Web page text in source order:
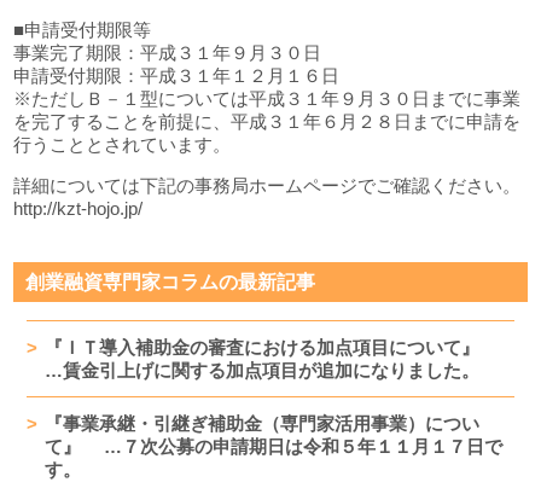
■申請受付期限等
事業完了期限：平成３１年９月３０日
申請受付期限：平成３１年１２月１６日
※ただしＢ－１型については平成３１年９月３０日までに事業
を完了することを前提に、平成３１年６月２８日までに申請を
行うこととされています。
詳細については下記の事務局ホームページでご確認ください。
http://kzt-hojo.jp/
創業融資専門家コラムの最新記事
『ＩＴ導入補助金の審査における加点項目について』
…賃金引上げに関する加点項目が追加になりました。
『事業承継・引継ぎ補助金（専門家活用事業）につい
て』 …７次公募の申請期日は令和５年１１月１７日で
す。